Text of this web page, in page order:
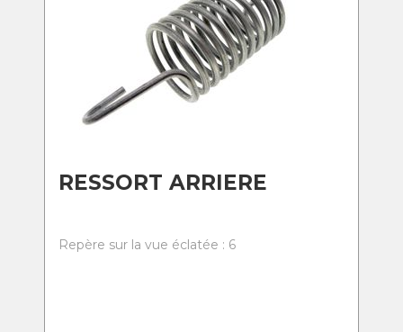
RESSORT ARRIERE
Repère sur la vue éclatée : 6